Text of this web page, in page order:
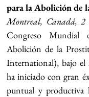
sexual Líder
Social
para la Abolición de
Montreal, Canadá,
Congreso
Abolición de la
International), bajo el
ha iniciado con gran
puntual y productiva